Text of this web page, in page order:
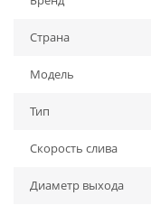
Страна
Модель
Тип
Скорость слива
Диаметр выхода